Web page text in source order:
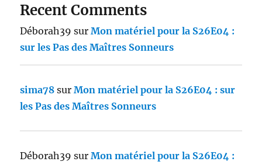
Recent Comments
Déborah39 surMon matériel pour la S26E04 :
sur les Pas des Maîtres Sonneurs
sima78 surMon matériel pour la S26E04 : sur
les Pas des Maîtres Sonneurs
Déborah39 surMon matériel pour la S26E04 :